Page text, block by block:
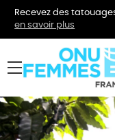
Recevez des
en savoir plus
menu